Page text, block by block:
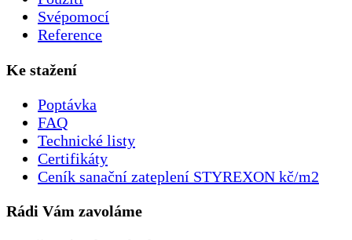
Svépomocí
Reference
Ke stažení
Poptávka
FAQ
Technické listy
Certifikáty
Ceník sanační zateplení STYREXON kč/m2
Rádi Vám zavoláme